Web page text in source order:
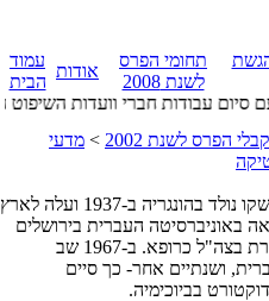
עמוד
הבית
אודות
תחומי הפרס
לשנת 2008
הפרס לשנת 2002 > מדעי
פרופ' אברהם הרשקו נולד בהונגריה ב-1937 ועלה לארץ
רפואה באוניברסיטה העברית בירושלים
(1956-1964) ושירת בצה"ל כרופא. ב-1967 שב
ושנתיים אחר- כך סיים
בביוכימיה.